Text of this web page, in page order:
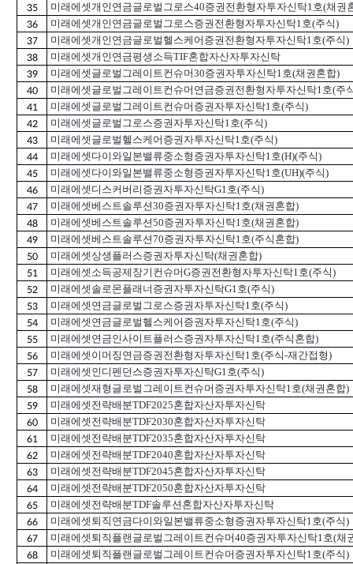
35
미래에셋개인연금글로벌그로스40증권전환형자투자신탁1호(채권
36
미래에셋개인연금글로벌그로스증권전환형자투자신탁1호(주식)
37
미래에셋개인연금글로벌헬스케어증권전환형자투자신탁1호(주식)
38
미래에셋개인연금평생소득TIF혼합자산자투자신탁
39
미래에셋글로벌그레이트컨슈머30증권자투자신탁1호(채권혼합)
40
미래에셋글로벌그레이트컨슈머연금증권전환형자투자신탁1호(주
41
미래에셋글로벌그레이트컨슈머증권자투자신탁1호(주식)
42
미래에셋글로벌그로스증권자투자신탁1호(주식)
43
미래에셋글로벌헬스케어증권자투자신탁1호(주식)
44
미래에셋다이와일본밸류중소형증권자투자신탁1호(H)(주식)
45
미래에셋다이와일본밸류중소형증권자투자신탁1호(UH)(주식)
46
미래에셋디스커버리증권자투자신탁G1호(주식)
47
미래에셋베스트솔루션30증권자투자신탁1호(채권혼합)
48
미래에셋베스트솔루션50증권자투자신탁1호(채권혼합)
49
미래에셋베스트솔루션70증권자투자신탁1호(주식혼합)
50
미래에셋상생플러스증권자투자신탁(채권혼합)
51
미래에셋소득공제장기컨슈머G증권전환형자투자신탁1호(주식)
52
미래에셋솔로몬플래너증권자투자신탁G1호(주식)
53
미래에셋연금글로벌그로스증권자투자신탁1호(주식)
54
미래에셋연금글로벌헬스케어증권자투자신탁1호(주식)
55
미래에셋연금인사이트플러스증권자투자신탁1호(주식혼합)
56
미래에셋이머징연금증권전환형자투자신탁1호(주식-재간접형)
57
미래에셋인디펜던스증권자투자신탁G1호(주식)
58
미래에셋재형글로벌그레이트컨슈머증권자투자신탁1호(채권혼합)
59
미래에셋전략배분TDF2025혼합자산자투자신탁
60
미래에셋전략배분TDF2030혼합자산자투자신탁
61
미래에셋전략배분TDF2035혼합자산자투자신탁
62
미래에셋전략배분TDF2040혼합자산자투자신탁
63
미래에셋전략배분TDF2045혼합자산자투자신탁
64
미래에셋전략배분TDF2050혼합자산자투자신탁
65
미래에셋전략배분TDF솔루션혼합자산자투자신탁
66
미래에셋퇴직연금다이와일본밸류중소형증권자투자신탁1호(주식)
67
미래에셋퇴직플랜글로벌그레이트컨슈머40증권자투자신탁1호(채
68
미래에셋퇴직플랜글로벌그레이트컨슈머증권자투자신탁1호(주식)